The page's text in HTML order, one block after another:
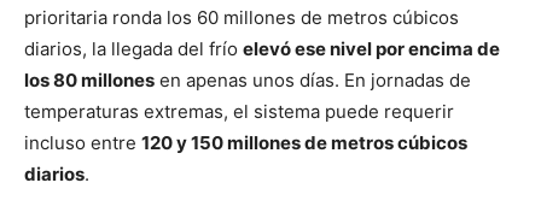
prioritaria ronda los 60 millones de metros cúbicos
diarios, la llegada del frío elevó ese nivel por encima de
los 80 millones en apenas unos días. En jornadas de
temperaturas extremas, el sistema puede requerir
incluso entre 120 y 150 millones de metros cúbicos
diarios.